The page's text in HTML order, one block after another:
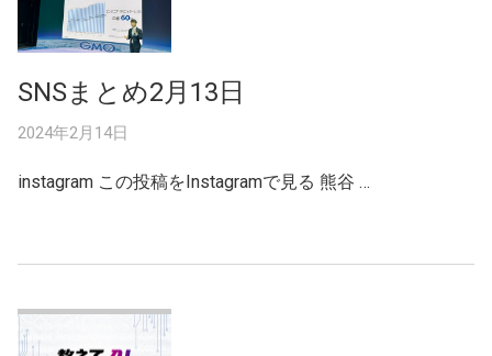
SNSまとめ2月13日
2024年2月14日
instagram この投稿をInstagramで見る 熊谷 …